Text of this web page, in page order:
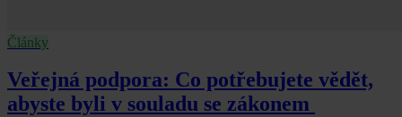
Články
Veřejná podpora: Co potřebujete vědět,
abyste byli v souladu se zákonem